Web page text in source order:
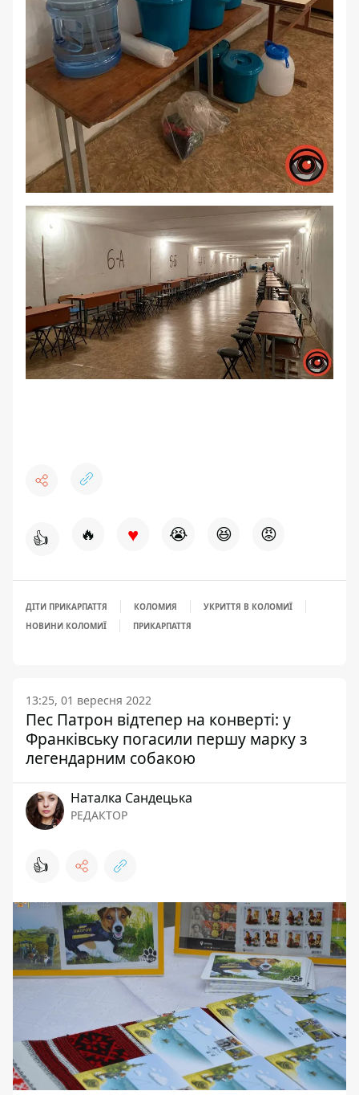
👍 🔥 ♥ 😭 😆 😡
ДІТИ ПРИКАРПАТТЯ КОЛОМИЯ
УКРИТТЯ В КОЛОМИЇ
НОВИНИ КОЛОМИЇ
ПРИКАРПАТТЯ
13:25, 01 вересня 2022
Пес Патрон відтепер на конверті: у
Франківську погасили першу марку з
легендарним собакою
Наталка Сандецька
РЕДАКТОР
👍